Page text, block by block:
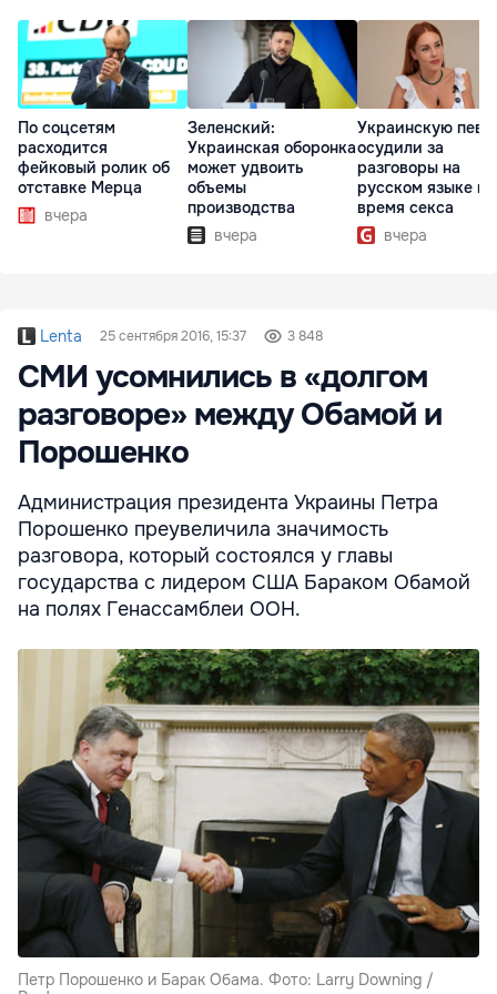
По соцсетям
расходится
фейковый ролик об
отставке Мерца
вчера
Зеленский:
Украинская оборонка
может удвоить
объемы
производства
вчера
Украинскую
осудили за
разговоры на
русском языке во
время секса
вчера
Lenta 25 сентября 2016, 15:37 3 848
СМИ усомнились в «долгом
разговоре» между Обамой и
Порошенко
Администрация президента Украины Петра
Порошенко преувеличила значимость
разговора, который состоялся у главы
государства с лидером США Бараком Обамой
на полях Генассамблеи ООН.
Петр Порошенко и Барак Обама. Фото: Larry Downing /